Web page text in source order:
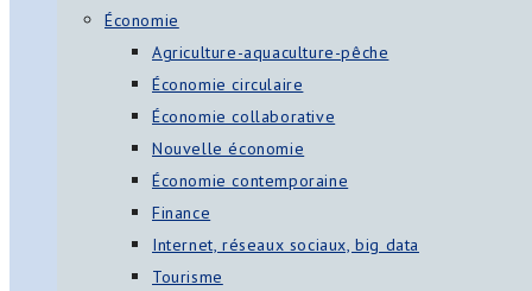
Économie
Agriculture-aquaculture-pêche
Économie circulaire
Économie collaborative
Nouvelle économie
Économie contemporaine
Finance
Internet, réseaux sociaux, big data
Tourisme